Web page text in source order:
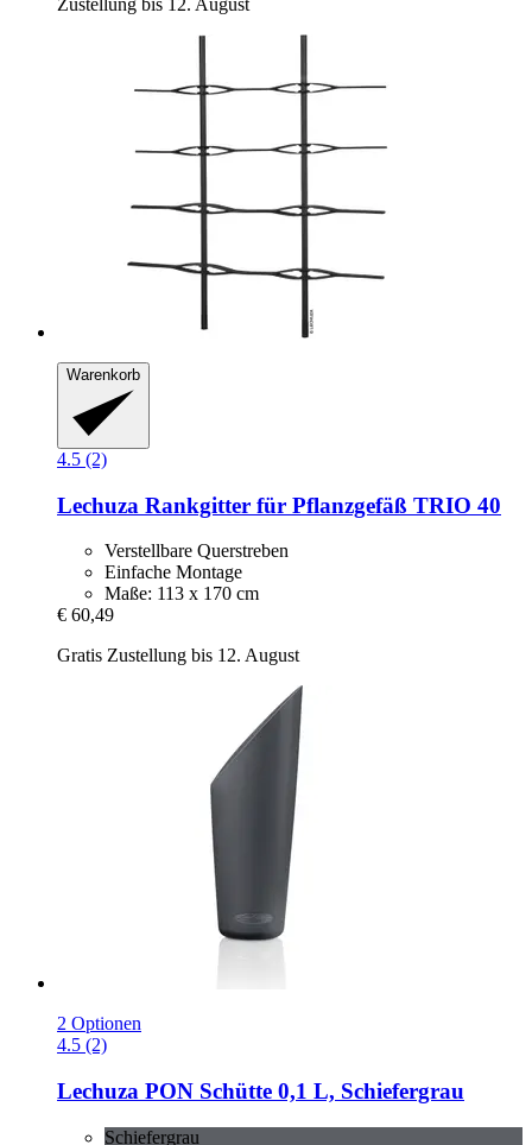
Zustellung bis 12. August
Warenkorb
4.5 (2)
Lechuza Rankgitter für Pflanzgefäß TRIO 40
Verstellbare Querstreben
Einfache Montage
Maße: 113 x 170 cm
€ 60,49
Gratis Zustellung bis 12. August
2 Optionen
4.5 (2)
Lechuza PON Schütte 0,1 L, Schiefergrau
Schiefergrau